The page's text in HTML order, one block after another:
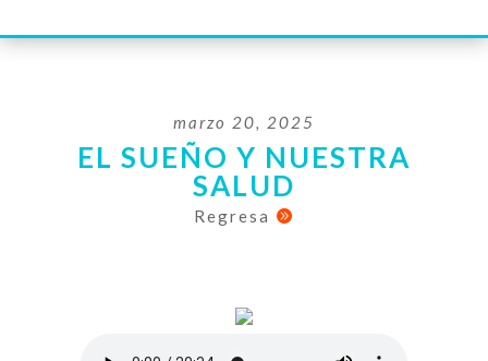
marzo 20, 2025
EL SUEÑO Y NUESTRA
SALUD
Regresa 